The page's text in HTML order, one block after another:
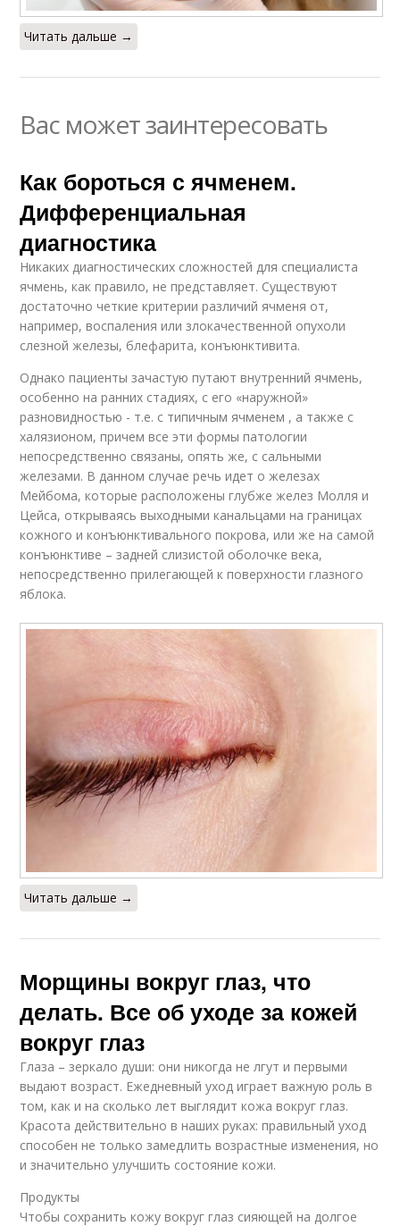
Читать дальше →
Вас может заинтересовать
Как бороться с ячменем.
Дифференциальная
диагностика
Никаких диагностических сложностей для специалиста
ячмень, как правило, не представляет. Существуют
достаточно четкие критерии различий ячменя от,
например, воспаления или злокачественной опухоли
слезной железы, блефарита, конъюнктивита.
Однако пациенты зачастую путают внутренний ячмень,
особенно на ранних стадиях, с его «наружной»
разновидностью - т.е. с типичным ячменем , а также с
халязионом, причем все эти формы патологии
непосредственно связаны, опять же, с сальными
железами. В данном случае речь идет о железах
Мейбома, которые расположены глубже желез Молля и
Цейса, открываясь выходными канальцами на границах
кожного и конъюнктивального покрова, или же на самой
конъюнктиве – задней слизистой оболочке века,
непосредственно прилегающей к поверхности глазного
яблока.
Читать дальше →
Морщины вокруг глаз, что
делать. Все об уходе за кожей
вокруг глаз
Глаза – зеркало души: они никогда не лгут и первыми
выдают возраст. Ежедневный уход играет важную роль в
том, как и на сколько лет выглядит кожа вокруг глаз.
Красота действительно в наших руках: правильный уход
способен не только замедлить возрастные изменения, но
и значительно улучшить состояние кожи.
Продукты
Чтобы сохранить кожу вокруг глаз сияющей на долгое